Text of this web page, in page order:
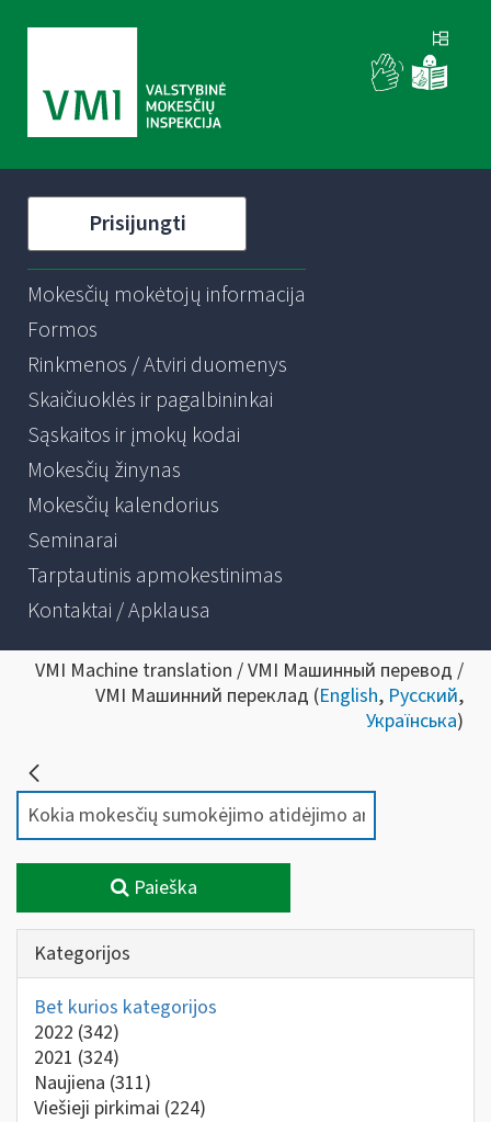
Prisijungti
Mokesčių mokėtojų informacija
Formos
Rinkmenos / Atviri duomenys
Skaičiuoklės ir pagalbininkai
Sąskaitos ir įmokų kodai
Mokesčių žinynas
Mokesčių kalendorius
Seminarai
Tarptautinis apmokestinimas
Kontaktai / Apklausa
VMI Machine translation / VMI Машинный перевод /
VMI Машинний переклад (English, Русский,
Українська)
Paieška
Kategorijos
Bet kurios kategorijos
2022 (342)
2021 (324)
Naujiena (311)
Viešieji pirkimai (224)